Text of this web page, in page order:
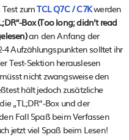
zumTCL Q7C / C7Kwerden
Box (Too long; didn’t read
an den Anfang der
4 Aufzählungspunkten solltet ihr
Test-Sektion herauslesen
nicht zwangsweise den
hält jedoch zusätzliche
„TL;DR“-Box und der
Fall Spaß beim Verfassen
jetzt viel Spaß beim Lesen!